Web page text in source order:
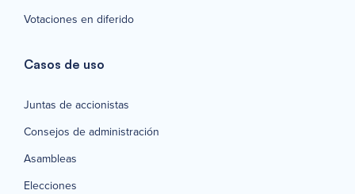
Votaciones en diferido
Casos de uso
Juntas de accionistas
Consejos de administración
Asambleas
Elecciones